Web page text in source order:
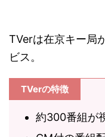
TVerは在京キー局
ビス。
TVerの特徴
約300番組が